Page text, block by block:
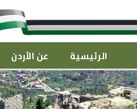
الرئيسية عن الأردن